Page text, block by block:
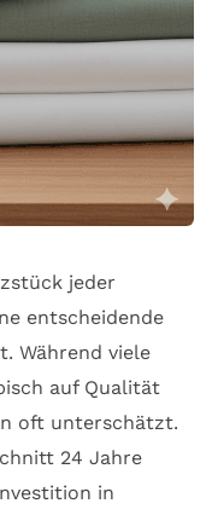
jeder
entscheidende
Während viele
auf Qualität
oft unterschätzt.
24 Jahre
in